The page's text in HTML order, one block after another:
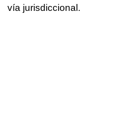
vía jurisdiccional.